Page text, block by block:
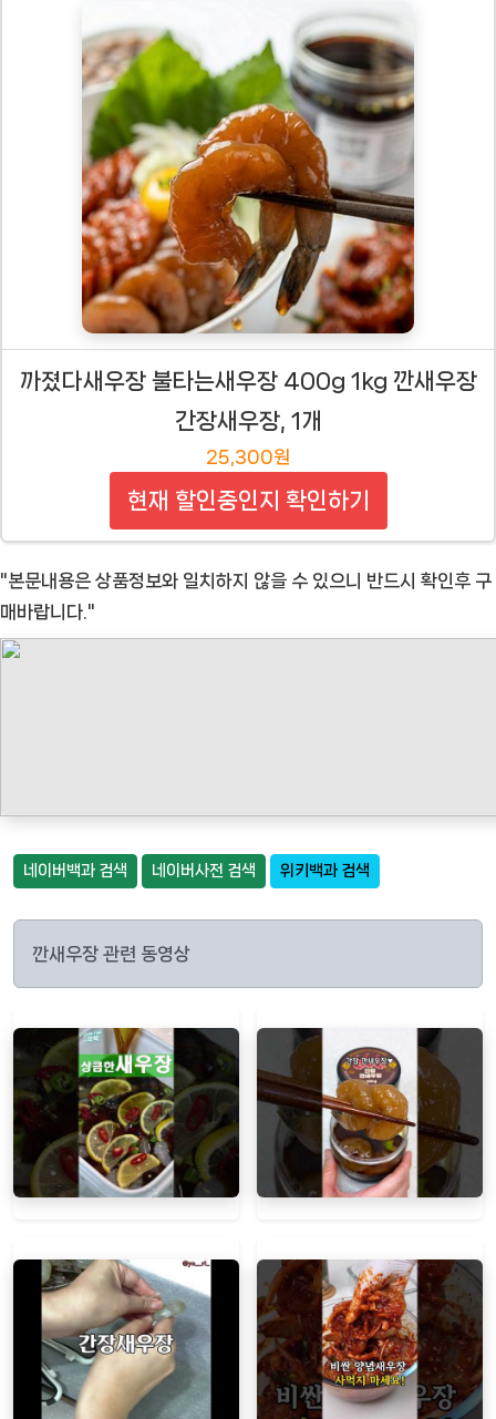
까졌다새우장 불타는새우장 400g 1kg 깐새우장
간장새우장, 1개
25,300원
현재 할인중인지 확인하기
"본문내용은 상품정보와 일치하지 않을 수 있으니 반드시 확인후 구
매바랍니다."
네이버백과 검색 네이버사전 검색 위키백과 검색
깐새우장 관련 동영상